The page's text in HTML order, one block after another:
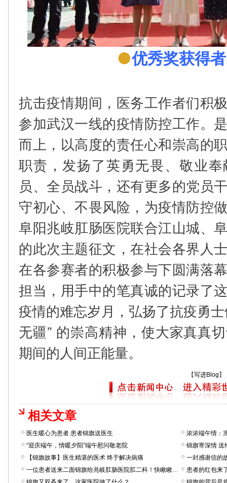
●优秀奖获得者
抗击疫情期间，医务工作者们积
参加武汉一线的疫情防控工作。
而上，以高度的责任心和崇高的
职责，发扬了英勇无畏、敬业
员、全员战斗，还有更多的党员
守初心、不畏风险，为疫情防控
阜阳兆岐肛肠医院联合江山城、
的此次主题征文，在社会各界人
在各参赛者的积极参与下圆满落
担当，用手中的笔真诚的记录了
疫情的难忘岁月，弘扬了抗疫勇
无疆” 的崇高精神，使大家真真
期间的人间正能量。
【写进Blog 】
相关文章
医生暖心为患者 患者锦旗送医生
浓浓端午情：
“迎庆端午，情暖夕阳”端午慰问敬老院
锦旗寄深情 送
【锦旗故事】医生精湛的医术 终于解决病痛
一封感谢信的
一位患者送来二面锦旗给兆岐肛肠医院肛二科！快瞅瞅啥情况？
患者的红包来